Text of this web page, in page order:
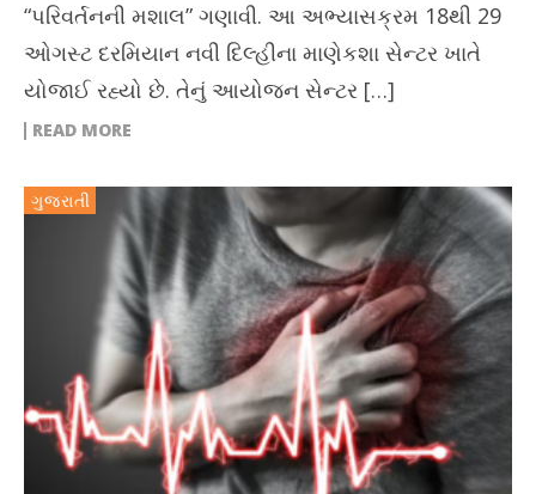
“પરિવર્તનની મશાલ” ગણાવી. આ અભ્યાસક્રમ 18થી 29
ઓગસ્ટ દરમિયાન નવી દિલ્હીના માણેકશા સેન્ટર ખાતે
યોજાઈ રહ્યો છે. તેનું આયોજન સેન્ટર […]
READ MORE
ગુજરાતી